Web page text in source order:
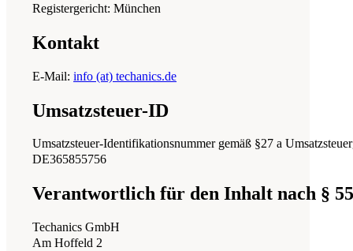
Registergericht: München
Kontakt
E-Mail:info (at) techanics.de
Umsatzsteuer-ID
Umsatzsteuer-Identifikationsnummer gemäß §27 a
DE365855756
Verantwortlich für den Inhalt nach §
Techanics GmbH
Am Hoffeld 2